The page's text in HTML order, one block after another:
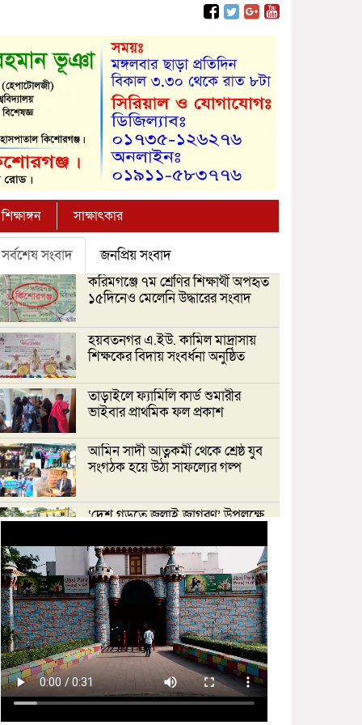
শিক্ষাঙ্গন সাক্ষাৎকার
সর্বশেষ সংবাদ
জনপ্রিয় সংবাদ
করিমগঞ্জে ৭ম শ্রেণির শিক্ষার্থী অপহৃত
১৫দিনেও মেলেনি উদ্ধারের সংবাদ
হয়বতনগর এ.ইউ. কামিল মাদ্রাসায়
শিক্ষকের বিদায় সংবর্ধনা অনুষ্ঠিত
তাড়াইলে ফ্যামিলি কার্ড শুমারীর
ভাইবার প্রাথমিক ফল প্রকাশ
আমিন সাদী আত্নকর্মী থেকে শ্রেষ্ঠ যুব
সংগঠক হয়ে উঠা সাফল্যের গল্প
‘দেশ গড়তে জুলাই জাগরণ’ উপলক্ষে
অনুষ্ঠিত
ইসলামী ব্যাংক কিশোরগঞ্জ গাইটাল উপ
শাখায় গ্রাহক সমাবেশ অনুষ্ঠিত
মাধবদীতে এস ডি আইটি ট্রেনিং
ইনস্টিটিউট বিনামূল্যে দক্ষতা প্রশিক্ষণের
অ্যাসেসমেন্ট অনুষ্ঠিত